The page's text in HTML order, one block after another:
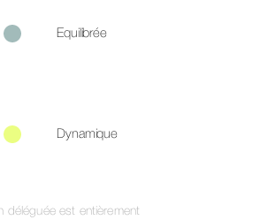
Equilibrée
Dynamique
déléguée est entièrement